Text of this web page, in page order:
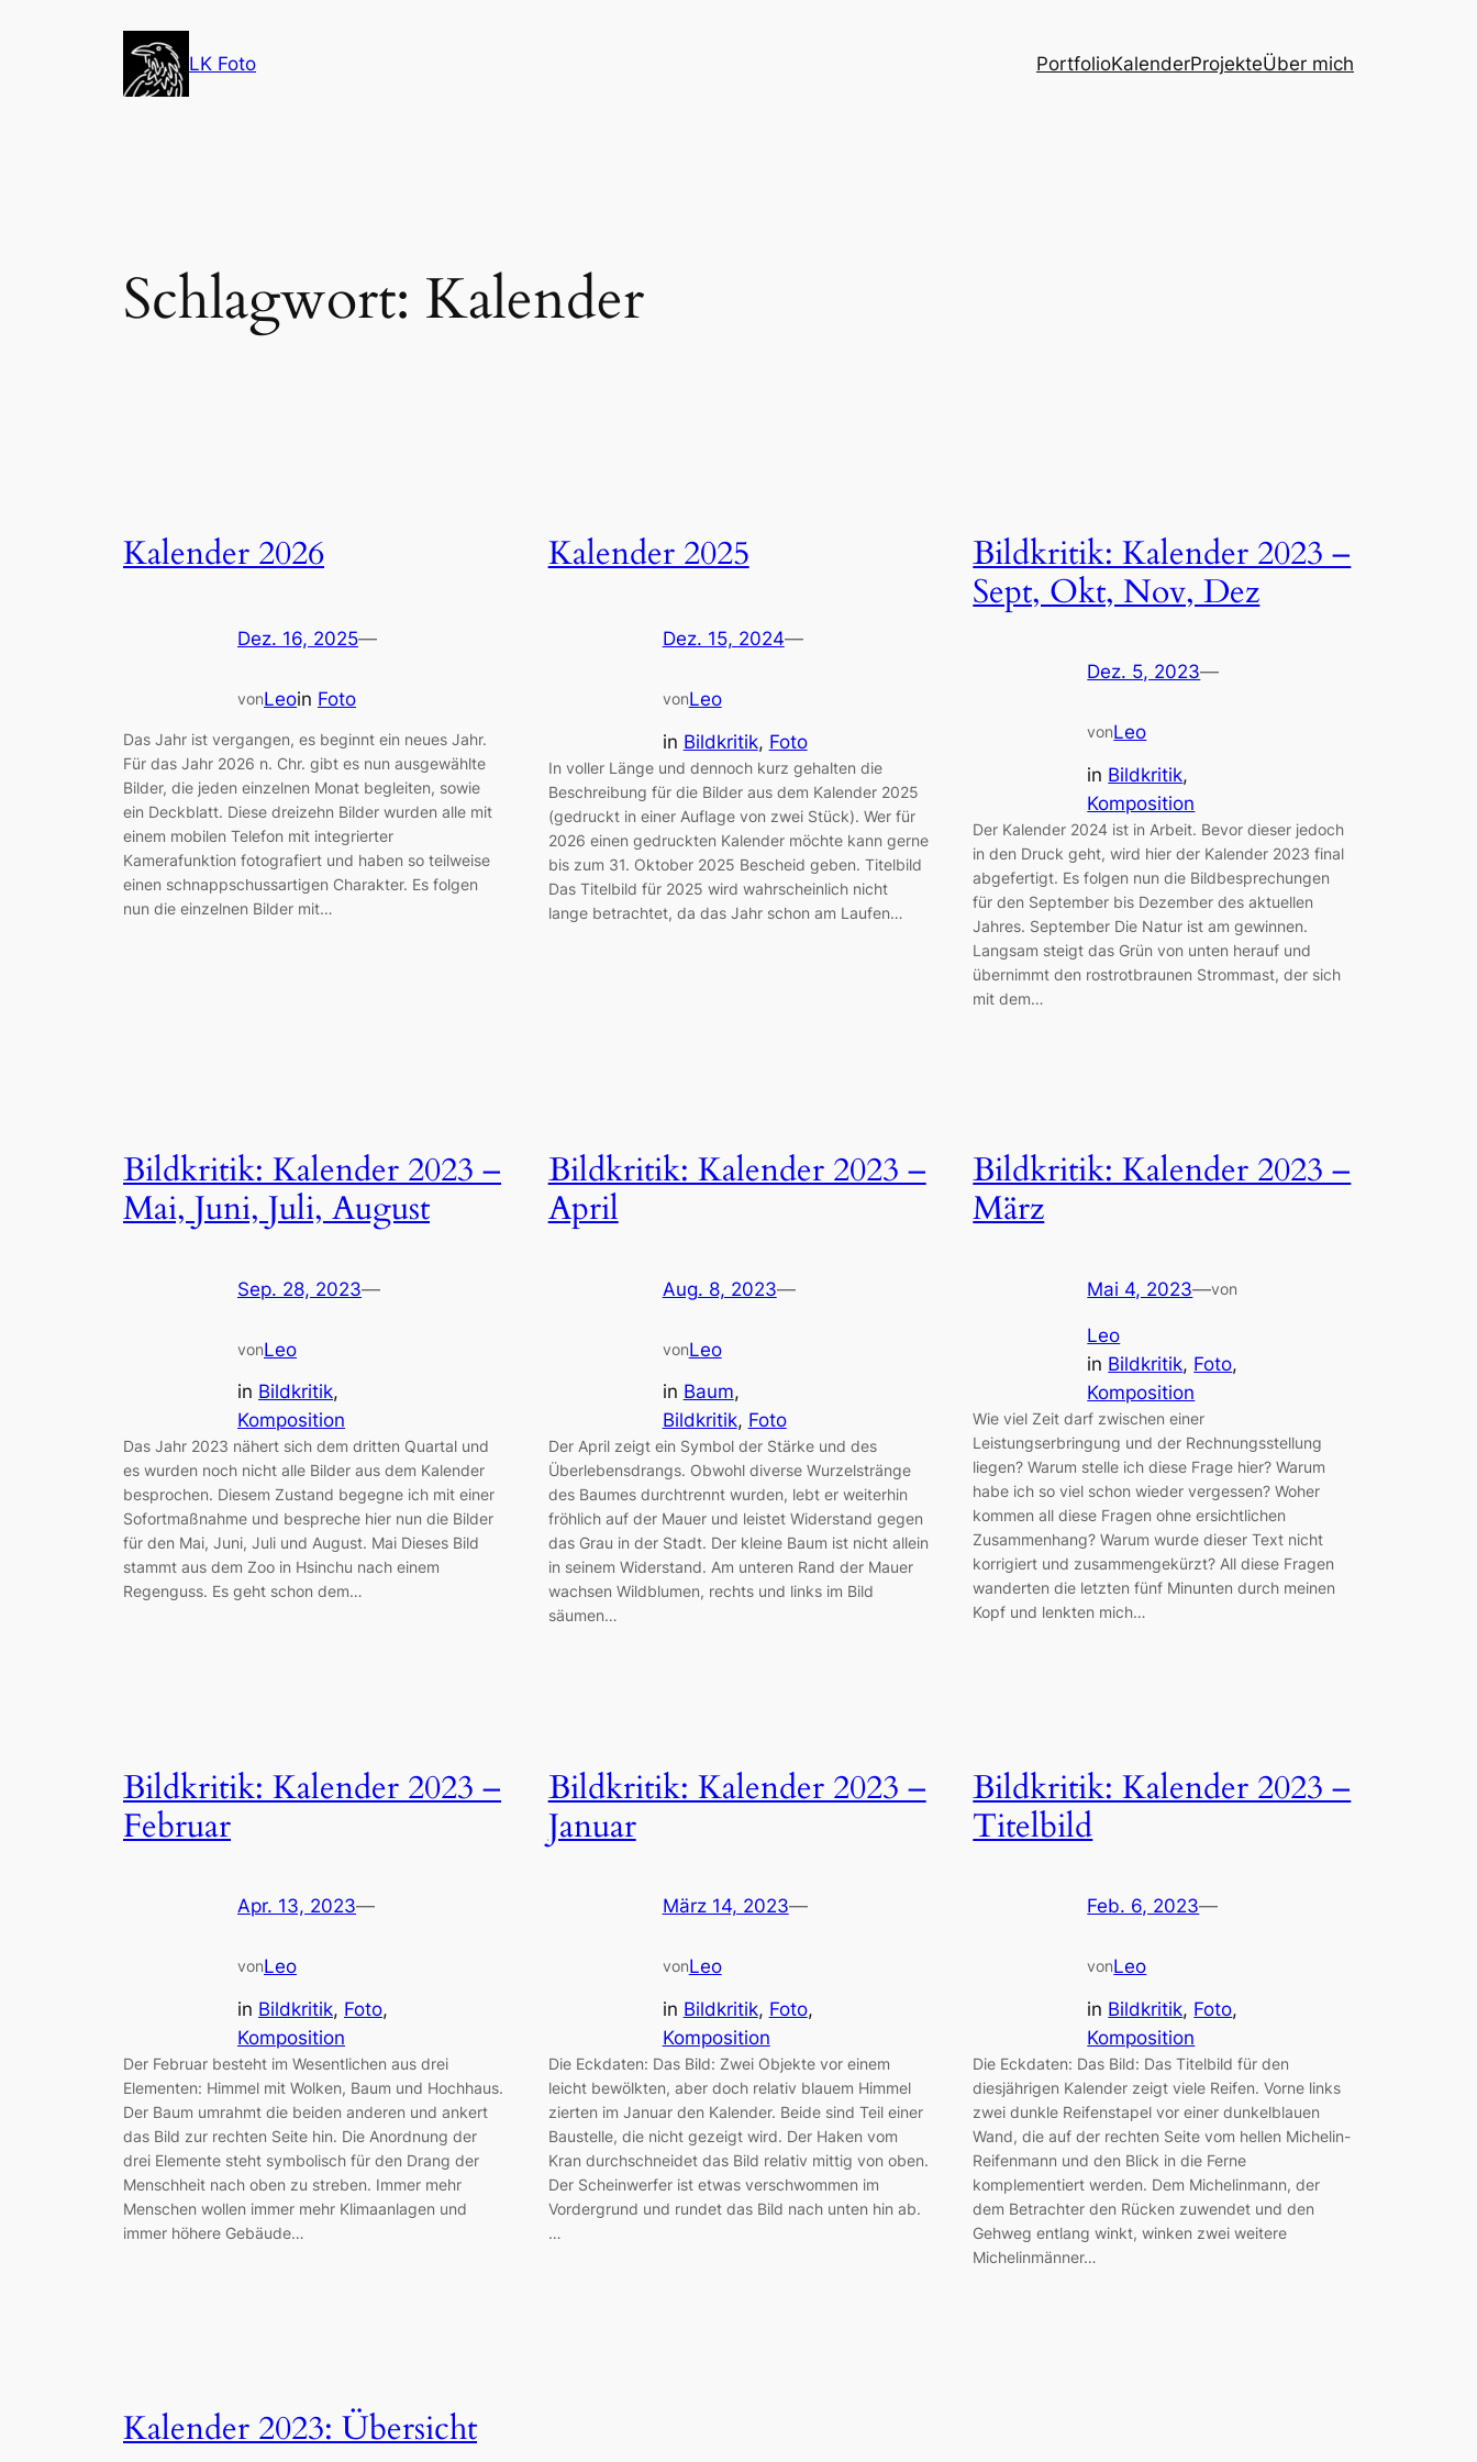
LK Foto PortfolioKalenderProjekteÜber mich
Schlagwort: Kalender
Kalender 2026
Dez. 16, 2025—
vonLeoin Foto
Das Jahr ist vergangen, es beginnt ein neues Jahr.
Für das Jahr 2026 n. Chr. gibt es nun ausgewählte
Bilder, die jeden einzelnen Monat begleiten, sowie
ein Deckblatt. Diese dreizehn Bilder wurden alle mit
einem mobilen Telefon mit integrierter
Kamerafunktion fotografiert und haben so teilweise
einen schnappschussartigen Charakter. Es folgen
nun die einzelnen Bilder mit…
Kalender 2025
Dez. 15, 2024—
vonLeo
in Bildkritik, Foto
In voller Länge und dennoch kurz gehalten die
Beschreibung für die Bilder aus dem Kalender 2025
(gedruckt in einer Auflage von zwei Stück). Wer für
2026 einen gedruckten Kalender möchte kann gerne
bis zum 31. Oktober 2025 Bescheid geben. Titelbild
Das Titelbild für 2025 wird wahrscheinlich nicht
lange betrachtet, da das Jahr schon am Laufen…
Bildkritik: Kalender 2023 –
Sept, Okt, Nov, Dez
Dez. 5, 2023—
vonLeo
in Bildkritik
Komposition
Der Kalender 2024 ist in Arbeit. Bevor dieser jedoch
in den Druck geht, wird hier der Kalender 2023 final
abgefertigt. Es folgen nun die Bildbesprechungen
für den September bis Dezember des aktuellen
Jahres. September Die Natur ist am gewinnen.
Langsam steigt das Grün von unten herauf und
übernimmt den rostrotbraunen Strommast, der sich
mit dem…
Bildkritik: Kalender 2023 –
Mai, Juni, Juli, August
Sep. 28, 2023—
vonLeo
in Bildkritik
Komposition
Das Jahr 2023 nähert sich dem dritten Quartal und
es wurden noch nicht alle Bilder aus dem Kalender
besprochen. Diesem Zustand begegne ich mit einer
Sofortmaßnahme und bespreche hier nun die Bilder
für den Mai, Juni, Juli und August. Mai Dieses Bild
stammt aus dem Zoo in Hsinchu nach einem
Regenguss. Es geht schon dem…
Bildkritik: Kalender 2023 –
April
Aug. 8, 2023—
vonLeo
in Baum
Bildkritik, Foto
Der April zeigt ein Symbol der Stärke und des
Überlebensdrangs. Obwohl diverse Wurzelstränge
des Baumes durchtrennt wurden, lebt er weiterhin
fröhlich auf der Mauer und leistet Widerstand gegen
das Grau in der Stadt. Der kleine Baum ist nicht allein
in seinem Widerstand. Am unteren Rand der Mauer
wachsen Wildblumen, rechts und links im Bild
säumen…
Bildkritik: Kalender 2023 –
März
Mai 4, 2023—von
Leo
in Bildkritik, Foto
Komposition
Wie viel Zeit darf zwischen einer
Leistungserbringung und der Rechnungsstellung
liegen? Warum stelle ich diese Frage hier? Warum
habe ich so viel schon wieder vergessen? Woher
kommen all diese Fragen ohne ersichtlichen
Zusammenhang? Warum wurde dieser Text nicht
korrigiert und zusammengekürzt? All diese Fragen
wanderten die letzten fünf Minunten durch meinen
Kopf und lenkten mich…
Bildkritik: Kalender 2023 –
Februar
Apr. 13, 2023—
vonLeo
in Bildkritik, Foto
Komposition
Der Februar besteht im Wesentlichen aus drei
Elementen: Himmel mit Wolken, Baum und Hochhaus.
Der Baum umrahmt die beiden anderen und ankert
das Bild zur rechten Seite hin. Die Anordnung der
drei Elemente steht symbolisch für den Drang der
Menschheit nach oben zu streben. Immer mehr
Menschen wollen immer mehr Klimaanlagen und
immer höhere Gebäude…
Bildkritik: Kalender 2023 –
Januar
März 14, 2023—
vonLeo
in Bildkritik, Foto
Komposition
Die Eckdaten: Das Bild: Zwei Objekte vor einem
leicht bewölkten, aber doch relativ blauem Himmel
zierten im Januar den Kalender. Beide sind Teil einer
Baustelle, die nicht gezeigt wird. Der Haken vom
Kran durchschneidet das Bild relativ mittig von oben.
Der Scheinwerfer ist etwas verschwommen im
Vordergrund und rundet das Bild nach unten hin ab.
…
Bildkritik: Kalender 2023 –
Titelbild
Feb. 6, 2023—
vonLeo
in Bildkritik, Foto
Komposition
Die Eckdaten: Das Bild: Das Titelbild für den
diesjährigen Kalender zeigt viele Reifen. Vorne links
zwei dunkle Reifenstapel vor einer dunkelblauen
Wand, die auf der rechten Seite vom hellen Michelin-
Reifenmann und den Blick in die Ferne
komplementiert werden. Dem Michelinmann, der
dem Betrachter den Rücken zuwendet und den
Gehweg entlang winkt, winken zwei weitere
Michelinmänner…
Kalender 2023: Übersicht